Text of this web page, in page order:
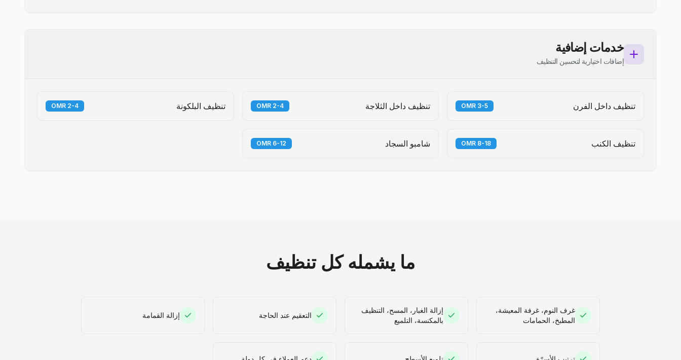
خدمات إضافية
إضافات اختيارية لتحسين التنظيف
تنظيف داخل الفرن 3-5 OMR تنظيف داخل الثلاجة 2-4 OMR تنظيف البلكونة 2-4 OMR
تنظيف الكنب 8-18 OMR شامبو السجاد 6-12 OMR
ما يشمله كل تنظيف
غرف النوم، غرفة المعيشة،
المطبخ، الحمامات
إزالة الغبار، المسح، التنظيف
بالمكنسة، التلميع
التعقيم عند الحاجة إزالة القمامة